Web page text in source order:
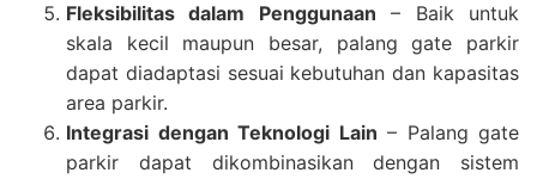
Fleksibilitas dalam Penggunaan – Baik untuk
skala kecil maupun besar, palang gate parkir
dapat diadaptasi sesuai kebutuhan dan kapasitas
area parkir.
Integrasi dengan Teknologi Lain – Palang gate
parkir dapat dikombinasikan dengan sistem